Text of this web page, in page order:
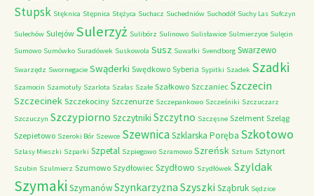
Stupsk Stęknica Stępnica Stężyca Suchacz Suchedniów Suchodół Suchy Las Sufczyn
Sulechów Sulejów Sulerzyż Sulibórz Sulinowo Sulisławice Sulmierzyce Sulęcin
Sumowo Sumówko Suradówek Suskowola Susz Suwałki Svendborg Swarzewo
Swarzędz Swornegacie Swąderki Swędkowo Syberia Sypitki Szadek Szadki
Szamocin Szamotuły Szarlota Szałas Szałe Szałkowo Szczaniec Szczecin
Szczecinek Szczekociny Szczenurze Szczepankowo Szcześniki Szczuczarz
Szczuczyn Szczypiorno Szczytniki Szczytno Szczęsne Szelment Szeląg
Szepietowo Szeroki Bór Szewce SzewnicaSzklarska Poręba Szkotowo
Szlasy Mieszki Szparki Szpetal Szpiegowo Szramowo Szreńsk Sztum Sztynort
Szubin Szulmierz Szumowo Szydłowiec Szydłowo Szydłówek Szyldak
Szymaki SzymanówSzynkarzyzna Szyszki Sząbruk Sędzice